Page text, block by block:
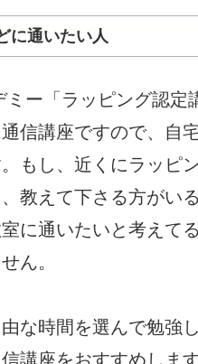
に通いたい人
ミー「ラッピング認定
信講座ですので、自
もし、近くにラッピ
教えて下さる方がい
に通いたいと考えて
ん。
な時間を選んで勉強
講座をおすすめします